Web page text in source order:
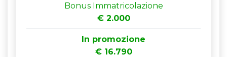
Bonus Immatricolazione
€ 2.000
In promozione
€ 16.790